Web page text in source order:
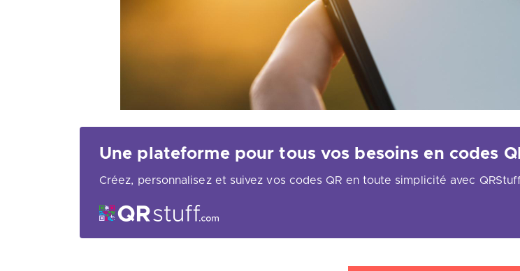
Une plateforme pour tous vos besoins en codes
Créez, personnalisez et suivez vos codes QR en toute simplicité avec